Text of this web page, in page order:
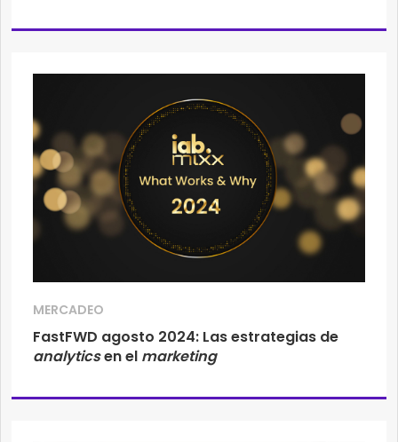
MERCADEO
FastFWD agosto 2024: Las estrategias de
analyticsen el marketing